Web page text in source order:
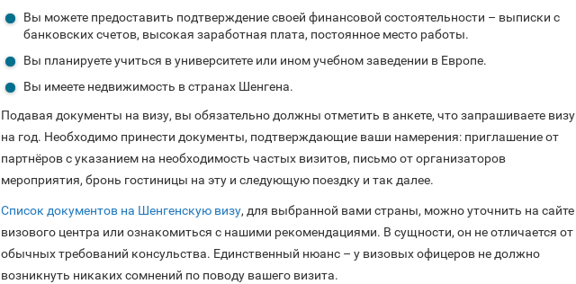
Вы можете предоставить подтверждение своей финансовой состоятельности – выписки с
банковских счетов, высокая заработная плата, постоянное место работы.
Вы планируете учиться в университете или ином учебном заведении в Европе.
Вы имеете недвижимость в странах Шенгена.
Подавая документы на визу, вы обязательно должны отметить в анкете, что запрашиваете визу
на год. Необходимо принести документы, подтверждающие ваши намерения: приглашение от
партнёров с указанием на необходимость частых визитов, письмо от организаторов
мероприятия, бронь гостиницы на эту и следующую поездку и так далее.
Список документов на Шенгенскую визу, для выбранной вами страны, можно уточнить на сайте
визового центра или ознакомиться с нашими рекомендациями. В сущности, он не отличается от
обычных требований консульства. Единственный нюанс – у визовых офицеров не должно
возникнуть никаких сомнений по поводу вашего визита.